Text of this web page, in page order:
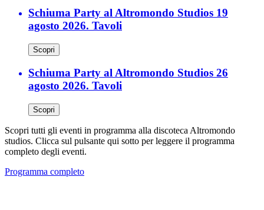
Schiuma Party al Altromondo Studios 19
agosto 2026. Tavoli
Scopri
Schiuma Party al Altromondo Studios 26
agosto 2026. Tavoli
Scopri
Scopri tutti gli eventi in programma alla discoteca Altromondo
studios. Clicca sul pulsante qui sotto per leggere il programma
completo degli eventi.
Programma completo